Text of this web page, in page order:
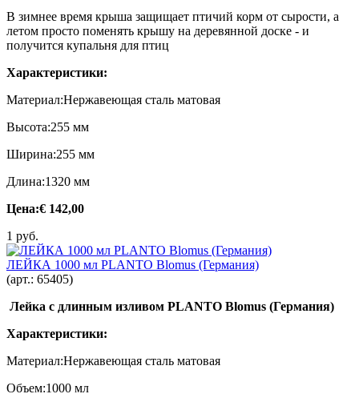
В зимнее время крыша защищает птичий корм от сырости, а
летом просто поменять крышу на деревянной доске - и
получится купальня для птиц
Характеристики:
Материал:Нержавеющая сталь матовая
Высота:255 мм
Ширина:255 мм
Длина:1320 мм
Цена:€ 142,00
1 руб.
ЛЕЙКА 1000 мл PLANTO Blomus (Германия)
(арт.: 65405)
Лейка с длинным изливом PLANTO Blomus (Германия)
Характеристики:
Материал:Нержавеющая сталь матовая
Объем:1000 мл